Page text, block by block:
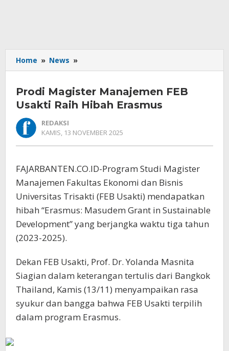
Home » News »
Magister
FEB
Usakti
Erasmus
Prodi Magister Manajemen FEB
Usakti Raih Hibah Erasmus
REDAKSI
KAMIS, 13 NOVEMBER 2025
FAJARBANTEN.CO.ID-Program Studi Magister
Manajemen Fakultas Ekonomi dan Bisnis
Universitas Trisakti (FEB Usakti) mendapatkan
hibah “Erasmus: Masudem Grant in Sustainable
Development” yang berjangka waktu tiga tahun
(2023-2025).
Dekan FEB Usakti, Prof. Dr. Yolanda Masnita
Siagian dalam keterangan tertulis dari Bangkok
Thailand, Kamis (13/11) menyampaikan rasa
syukur dan bangga bahwa FEB Usakti terpilih
dalam program Erasmus.